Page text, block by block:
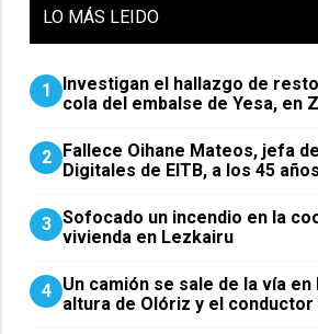
LO MÁS LEIDO
1
Investigan el hallazgo de
cola del embalse de Yesa, en
2 Fallece Oihane Mateos, jefa
Digitales de EITB, a los 45 años
3 Sofocado un incendio en la
vivienda en Lezkairu
4 Un camión se sale de la vía en
altura de Olóriz y el